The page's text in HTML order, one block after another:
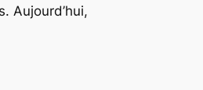
Aujourd’hui,